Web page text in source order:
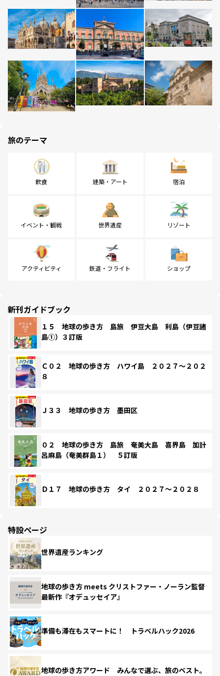
旅のテーマ
飲食 建築・アート 宿泊
イベント・観戦 世界遺産 リゾート
アクティビティ 鉄道・フライト ショップ
新刊ガイドブック
１５ 地球の歩き方 島旅 伊豆大島 利島（伊豆諸
島①）３訂版
Ｃ０２ 地球の歩き方 ハワイ島 ２０２７～２０２
８
Ｊ３３ 地球の歩き方 墨田区
０２ 地球の歩き方 島旅 奄美大島 喜界島 加計
呂麻島（奄美群島１） ５訂版
Ｄ１７ 地球の歩き方 タイ ２０２７～２０２８
特設ページ
世界遺産ランキング
地球の歩き方 meets クリストファー・ノーラン監督
最新作『オデュッセイア』
準備も滞在もスマートに！ トラベルハック2026
地球の歩き方アワード みんなで選ぶ、旅のベスト。